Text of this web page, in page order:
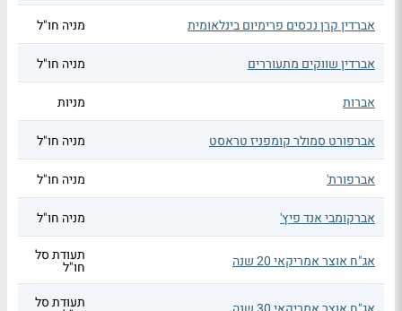
אברדין קרן נכסים פרימיום בינלאומית
מניה חו"ל
אברדין שווקים מתעוררים מניה חו"ל
אברות מניות
אברפורט סמולר קומפניז טראסט מניה חו"ל
אברפורת' מניה חו"ל
אברקומבי אנד פיץ' מניה חו"ל
אג"ח אוצר אמריקאי 20 שנה תעודת סל
חו"ל
תעודת סל